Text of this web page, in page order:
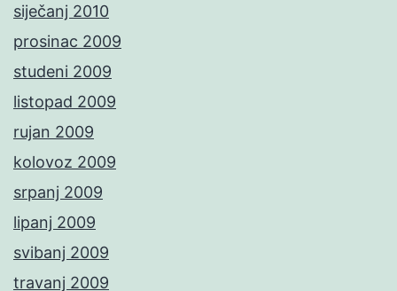
siječanj 2010
prosinac 2009
studeni 2009
listopad 2009
rujan 2009
kolovoz 2009
srpanj 2009
lipanj 2009
svibanj 2009
travanj 2009